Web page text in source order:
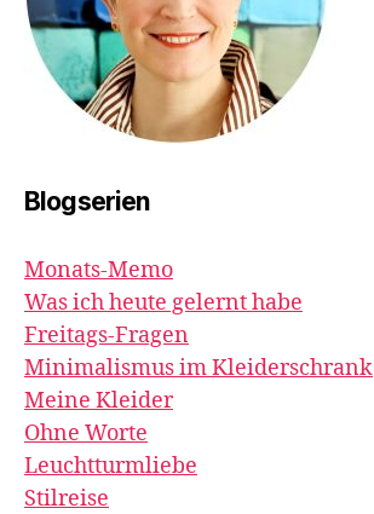
Blogserien
Monats-Memo
Was ich heute gelernt habe
Freitags-Fragen
Minimalismus im Kleiderschrank
Meine Kleider
Ohne Worte
Leuchtturmliebe
Stilreise